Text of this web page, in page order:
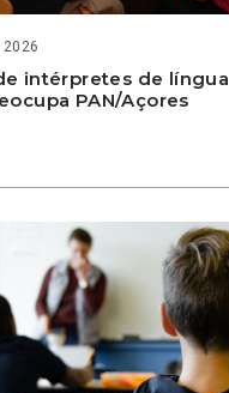
intérpretes de língua
PAN/Açores